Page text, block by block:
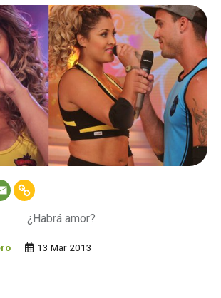
¿Habrá amor?
13 Mar 2013